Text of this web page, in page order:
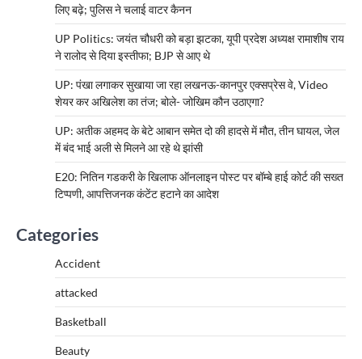
लिए बढ़े; पुलिस ने चलाई वाटर कैनन
UP Politics: जयंत चौधरी को बड़ा झटका, यूपी प्रदेश अध्यक्ष रामाशीष राय
ने रालोद से दिया इस्तीफा; BJP से आए थे
UP: पंखा लगाकर सुखाया जा रहा लखनऊ-कानपुर एक्सप्रेस वे, Video
शेयर कर अखिलेश का तंज; बोले- जोखिम कौन उठाएगा?
UP: अतीक अहमद के बेटे आबान समेत दो की हादसे में मौत, तीन घायल, जेल
में बंद भाई अली से मिलने आ रहे थे झांसी
E20: नितिन गडकरी के खिलाफ ऑनलाइन पोस्ट पर बॉम्बे हाई कोर्ट की सख्त
टिप्पणी, आपत्तिजनक कंटेंट हटाने का आदेश
Categories
Accident
attacked
Basketball
Beauty